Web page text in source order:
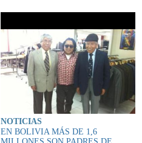
NOTICIAS
EN BOLIVIA MÁS DE 1,6